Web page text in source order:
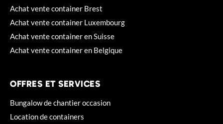
Achat vente container Brest
Achat vente container Luxembourg
Achat vente container en Suisse
Achat vente container en Belgique
OFFRES ET SERVICES
Bungalow de chantier occasion
Location de containers